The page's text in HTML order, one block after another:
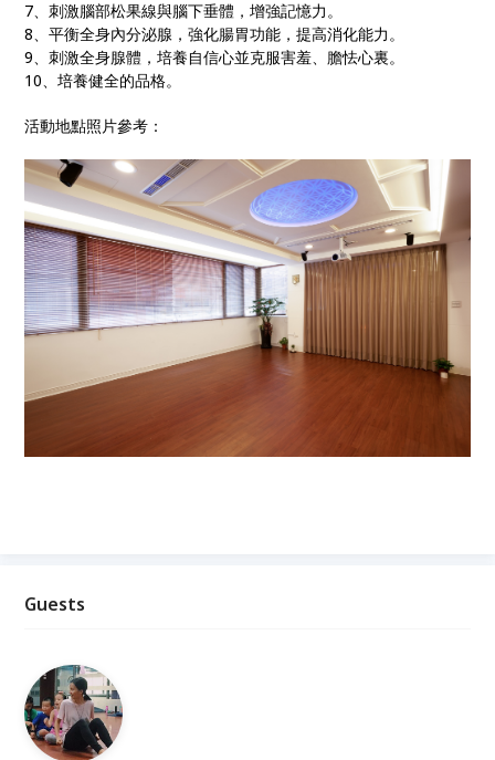
7、刺激腦部松果線與腦下垂體，增強記憶力。
8、平衡全身內分泌腺，強化腸胃功能，提高消化能力。
9、刺激全身腺體，培養自信心並克服害羞、膽怯心裏。
10、培養健全的品格。
活動地點照片參考：
Guests